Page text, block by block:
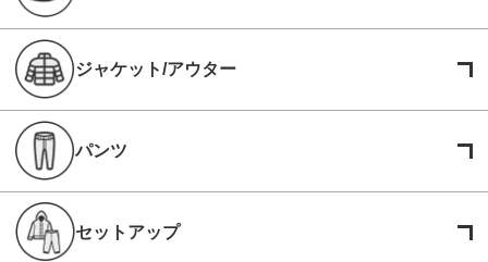
ジャケット/アウター
パンツ
セットアップ